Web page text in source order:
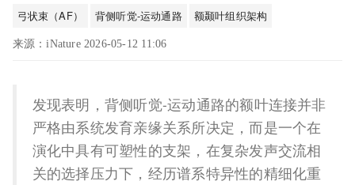
弓状束（AF） 背侧听觉-运动通路 额颞叶组织架构
来源：iNature 2026-05-12 11:06
发现表明，背侧听觉-运动通路的额叶连接并非
严格由系统发育亲缘关系所决定，而是一个在
演化中具有可塑性的支架，在复杂发声交流相
关的选择压力下，经历谱系特异性的精细化重